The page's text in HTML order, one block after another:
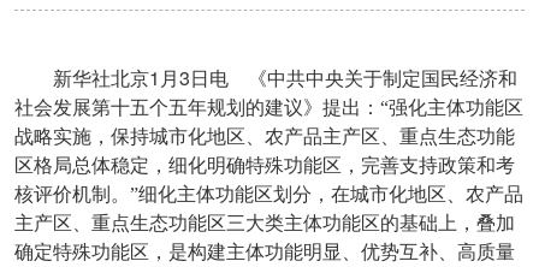
新华社北京1 月 3 日电 《中共中央关于制定国民经济和
社会发展第十五个五年规划的建议》提出：“强化主体功能区
战略实施，保持城市化地区、农产品主产区、重点生态功能
区格局总体稳定，细化明确特殊功能区，完善支持政策和考
核评价机制。”细化主体功能区划分，在城市化地区、农产品
主产区、重点生态功能区三大类主体功能区的基础上，叠加
确定特殊功能区，是构建主体功能明显、优势互补、高质量